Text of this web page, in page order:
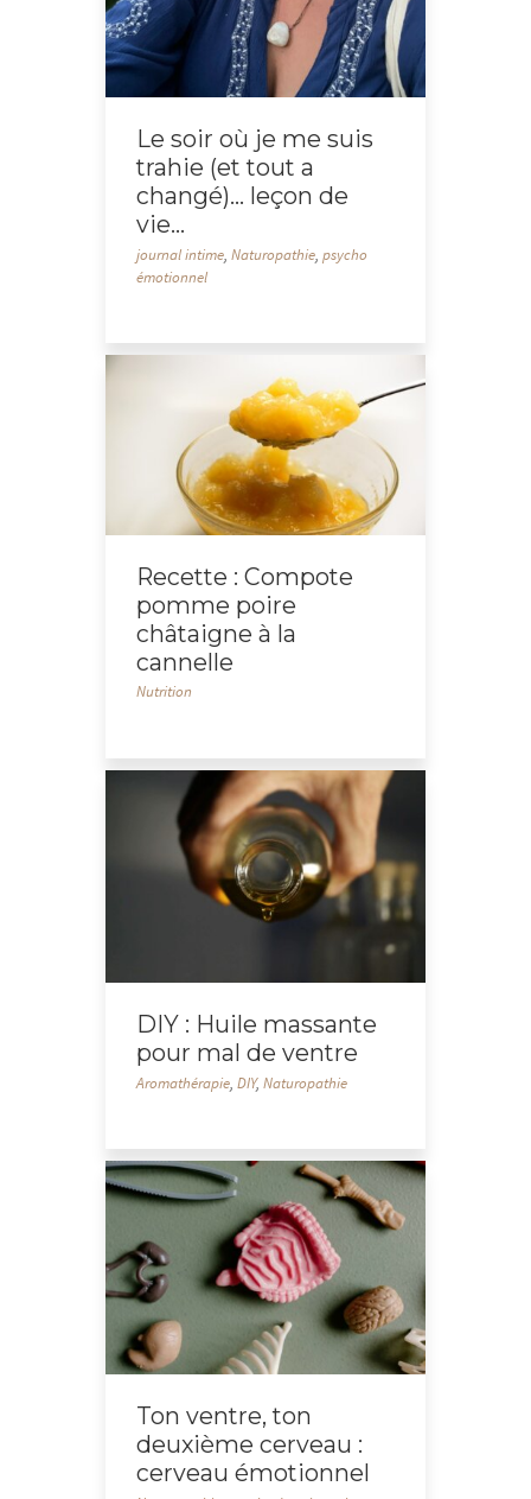
Le soir où je me suis
trahie (et tout a
changé)… leçon de
vie…
journal intime,Naturopathie,psycho
émotionnel
Recette : Compote
pomme poire
châtaigne à la
cannelle
Nutrition
DIY : Huile massante
pour mal de ventre
Aromathérapie,DIY,Naturopathie
Ton ventre, ton
deuxième cerveau :
cerveau émotionnel